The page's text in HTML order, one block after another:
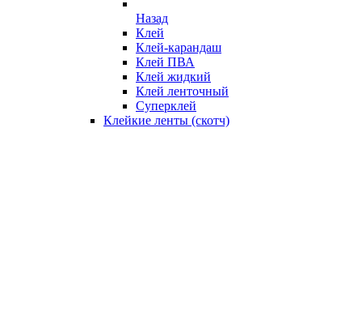
Назад
Клей
Клей-карандаш
Клей ПВА
Клей жидкий
Клей ленточный
Суперклей
Клейкие ленты (скотч)